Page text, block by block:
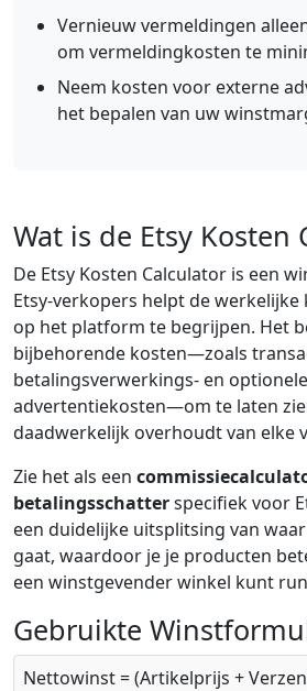
Vernieuw vermeldingen
om vermeldingkosten te
Neem kosten voor externe
het bepalen van uw
Wat is de Etsy Kosten
De Etsy Kosten Calculator is een
Etsy-verkopers helpt de
op het platform te begrijpen. Het
bijbehorende kosten—zoals
betalingsverwerkings- en
advertentiekosten—om te laten
daadwerkelijk overhoudt van elke
Zie het als een
betalingsschatterspecifiek voor
een duidelijke uitsplitsing van
gaat, waardoor je je producten
een winstgevender winkel kunt
Gebruikte
Nettowinst = (Artikelprijs +